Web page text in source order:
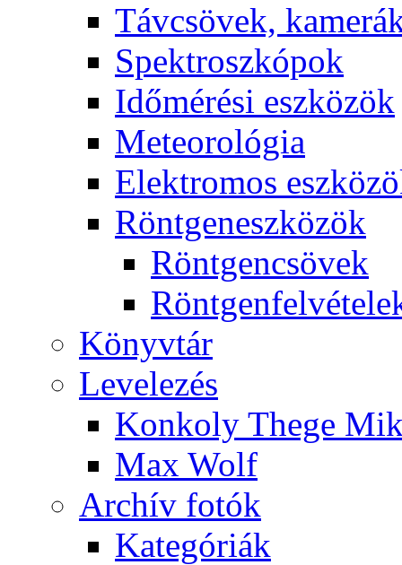
Táv­csö­vek,
Spekt­rosz­kó­pok
Idő­mé­ré­si esz­kö­zök
Me­te­o­ro­ló­gia
Elekt­ro­mos
Rönt­gen­esz­kö­zök
Rönt­gen­csö­vek
Könyv­tár
Le­ve­le­zés
Kon­koly The­ge
Max Wolf
Ar­chív fo­tók
Ka­te­gó­ri­ák